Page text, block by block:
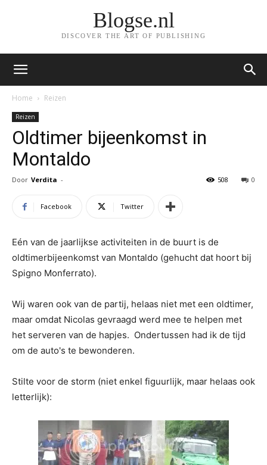
Blogse.nl
DISCOVER THE ART OF PUBLISHING
Home Reizen
Reizen
Oldtimer bijeenkomst in
Montaldo
Door Verdita - 0
508
Facebook Twitter
Eén van de jaarlijkse activiteiten in de buurt is de
oldtimerbijeenkomst van Montaldo (gehucht dat hoort bij
Spigno Monferrato).
Wij waren ook van de partij, helaas niet met een oldtimer,
maar omdat Nicolas gevraagd werd mee te helpen met
het serveren van de hapjes. Ondertussen had ik de tijd
om de auto's te bewonderen.
Stilte voor de storm (niet enkel figuurlijk, maar helaas ook
letterlijk):